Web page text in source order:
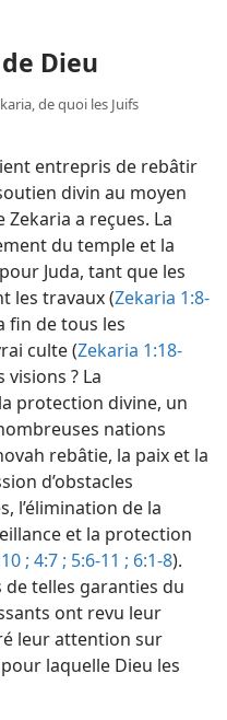
Dieu
de quoi les Juifs
entrepris de rebâtir
divin au moyen
Zekaria a reçues. La
du temple et la
Juda, tant que les
les travaux (Zekaria 1:8-
fin de tous les
culte (Zekaria 1:18-
visions ? La
protection divine, un
nations
rebâtie, la paix et la
d’obstacles
l’élimination de la
et la protection
; 4:7 ; 5:6-11 ; 6:1-8).
telles garanties du
ont revu leur
leur attention sur
laquelle Dieu les